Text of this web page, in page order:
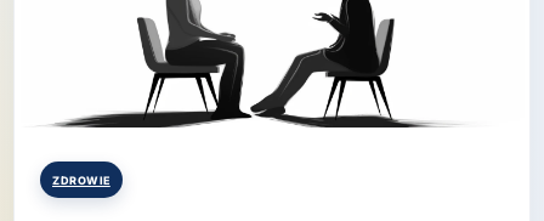
Posted
ZDROWIE